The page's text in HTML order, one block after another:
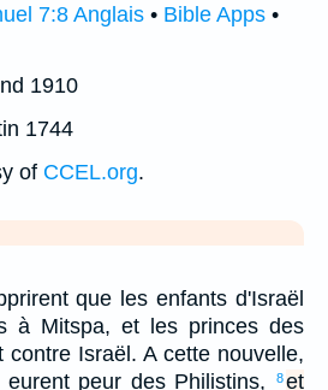
7:8 Anglais • Bible Apps •
1910
1744
of CCEL.org.
que les enfants d'Israël
à Mitspa, et les princes des
contre Israël. A cette nouvelle,
peur des Philistins,
8et